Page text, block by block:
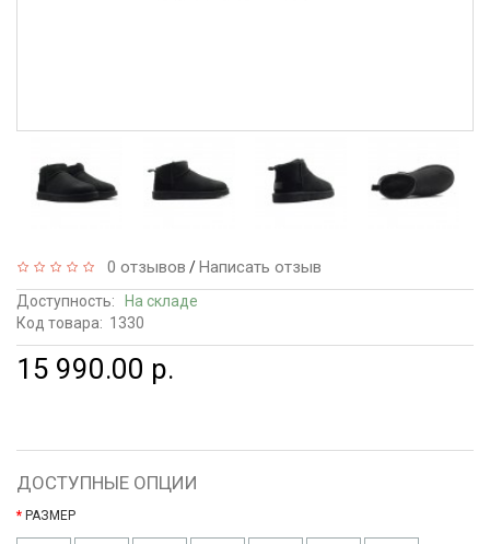
0 отзывов /Написать отзыв
Доступность:
На складе
Код товара: 1330
15 990.00 р.
ДОСТУПНЫЕ ОПЦИИ
РАЗМЕР